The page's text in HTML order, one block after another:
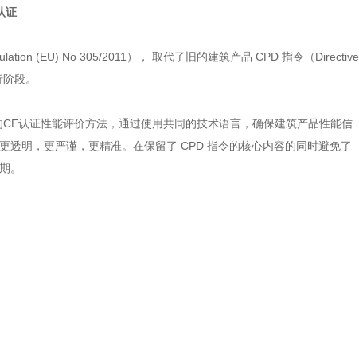
证
(EU) No 305/2011）， 取代了旧的建筑产品 CPD 指令（Directive
段。
认证性能评价方法，通过使用共同的技术语言，确保建筑产品性能信
透明，更严谨，更精准。在保留了 CPD 指令的核心内容的同时避免了
。